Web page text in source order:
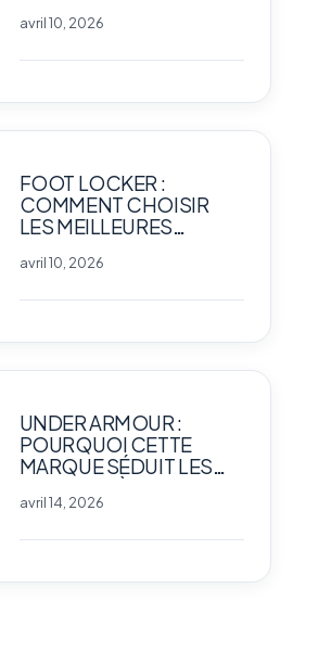
avril 10, 2026
FOOT LOCKER :
COMMENT CHOISIR
LES MEILLEURES
ENTRAÎNEMENTS
avril 10, 2026
UNDER ARMOUR :
POURQUOI CETTE
MARQUE SÉDUIT LES
SPORTIFS À LA
RECHERCHE DE
avril 14, 2026